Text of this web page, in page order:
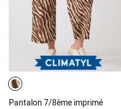
Pantalon 7/8ème imprimé